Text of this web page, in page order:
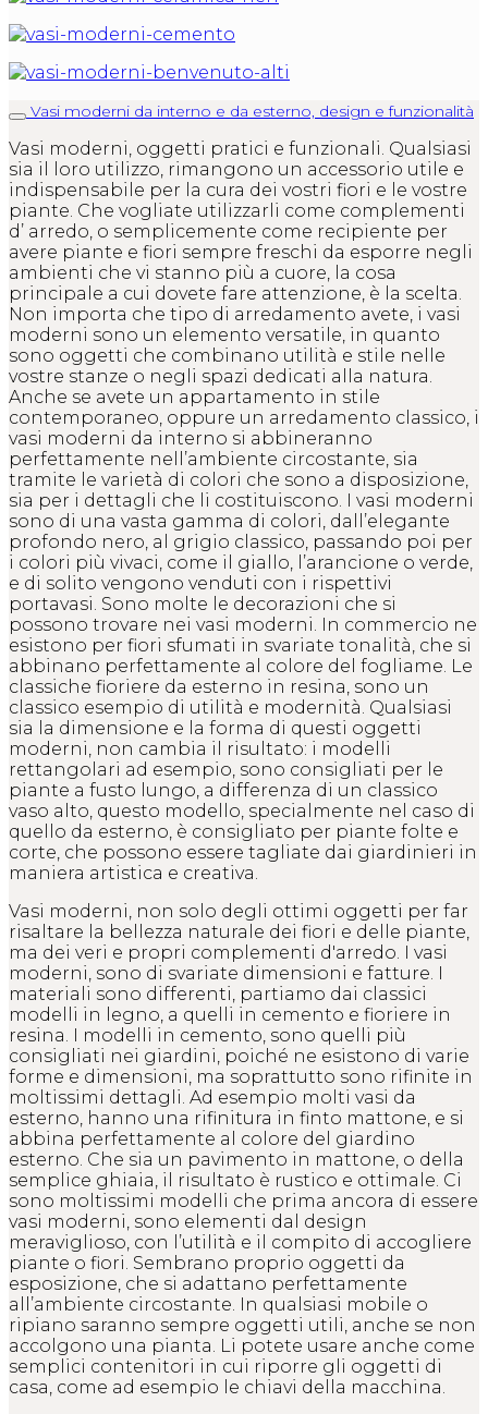
Vasi moderni da interno e da esterno, design e funzionalità
Vasi moderni, oggetti pratici e funzionali. Qualsiasi
sia il loro utilizzo, rimangono un accessorio utile e
indispensabile per la cura dei vostri fiori e le vostre
piante. Che vogliate utilizzarli come complementi
d’ arredo, o semplicemente come recipiente per
avere piante e fiori sempre freschi da esporre negli
ambienti che vi stanno più a cuore, la cosa
principale a cui dovete fare attenzione, è la scelta.
Non importa che tipo di arredamento avete, i vasi
moderni sono un elemento versatile, in quanto
sono oggetti che combinano utilità e stile nelle
vostre stanze o negli spazi dedicati alla natura.
Anche se avete un appartamento in stile
contemporaneo, oppure un arredamento classico, i
vasi moderni da interno si abbineranno
perfettamente nell’ambiente circostante, sia
tramite le varietà di colori che sono a disposizione,
sia per i dettagli che li costituiscono. I vasi moderni
sono di una vasta gamma di colori, dall’elegante
profondo nero, al grigio classico, passando poi per
i colori più vivaci, come il giallo, l’arancione o verde,
e di solito vengono venduti con i rispettivi
portavasi. Sono molte le decorazioni che si
possono trovare nei vasi moderni. In commercio ne
esistono per fiori sfumati in svariate tonalità, che si
abbinano perfettamente al colore del fogliame. Le
classiche fioriere da esterno in resina, sono un
classico esempio di utilità e modernità. Qualsiasi
sia la dimensione e la forma di questi oggetti
moderni, non cambia il risultato: i modelli
rettangolari ad esempio, sono consigliati per le
piante a fusto lungo, a differenza di un classico
vaso alto, questo modello, specialmente nel caso di
quello da esterno, è consigliato per piante folte e
corte, che possono essere tagliate dai giardinieri in
maniera artistica e creativa.
Vasi moderni, non solo degli ottimi oggetti per far
risaltare la bellezza naturale dei fiori e delle piante,
ma dei veri e propri complementi d'arredo. I vasi
moderni, sono di svariate dimensioni e fatture. I
materiali sono differenti, partiamo dai classici
modelli in legno, a quelli in cemento e fioriere in
resina. I modelli in cemento, sono quelli più
consigliati nei giardini, poiché ne esistono di varie
forme e dimensioni, ma soprattutto sono rifinite in
moltissimi dettagli. Ad esempio molti vasi da
esterno, hanno una rifinitura in finto mattone, e si
abbina perfettamente al colore del giardino
esterno. Che sia un pavimento in mattone, o della
semplice ghiaia, il risultato è rustico e ottimale. Ci
sono moltissimi modelli che prima ancora di essere
vasi moderni, sono elementi dal design
meraviglioso, con l’utilità e il compito di accogliere
piante o fiori. Sembrano proprio oggetti da
esposizione, che si adattano perfettamente
all’ambiente circostante. In qualsiasi mobile o
ripiano saranno sempre oggetti utili, anche se non
accolgono una pianta. Li potete usare anche come
semplici contenitori in cui riporre gli oggetti di
casa, come ad esempio le chiavi della macchina.